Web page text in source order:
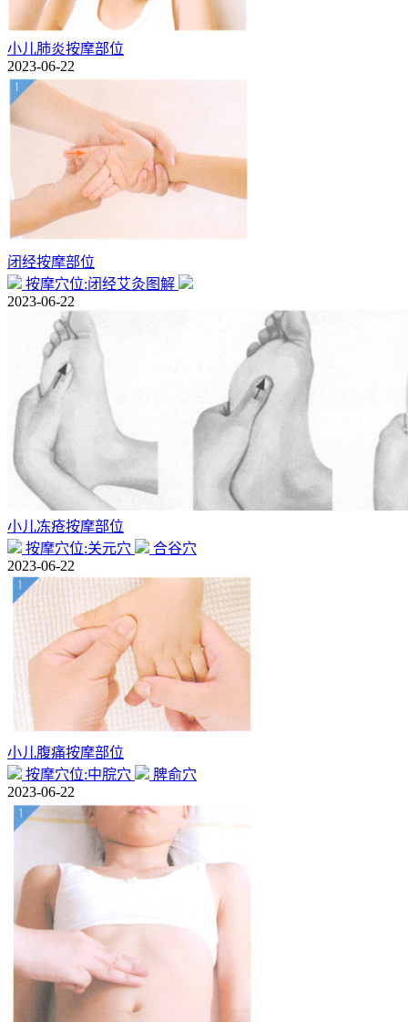
小儿肺炎按摩部位
2023-06-22
闭经按摩部位
按摩穴位:闭经艾灸图解
2023-06-22
小儿冻疮按摩部位
按摩穴位:关元穴
合谷穴
2023-06-22
小儿腹痛按摩部位
按摩穴位:中脘穴
脾俞穴
2023-06-22